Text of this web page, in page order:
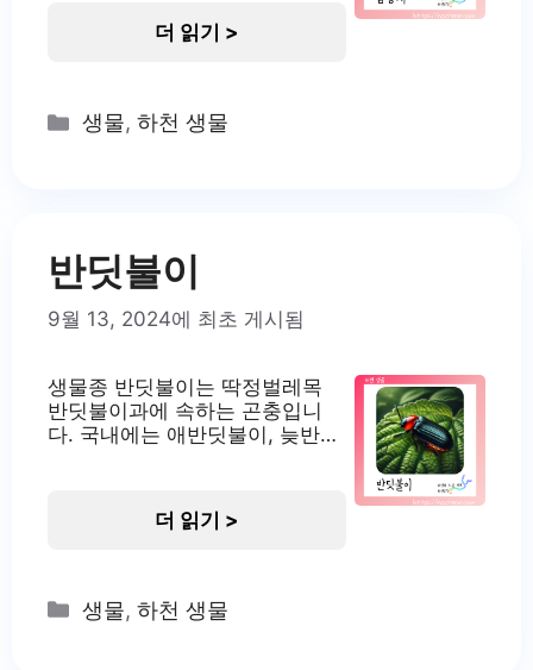
태학적으로 중요한 위치를 차지
하고 있으며, 한국의 수생태계 다
의 중류에서 하류, 그리고 저수지
와 같은 정수 환경에서도 서식합
더 읽기 >
Categories
생물, 하천 생물
반딧불이
9월 13, 2024에 최초 게시됨
생물종 반딧불이는 딱정벌레목
반딧불이과에 속하는 곤충입니
다. 국내에는 애반딧불이, 늦반딧
두 생물 발광 능력을 가지고 있어
밤에 빛을 냅니다. 반딧불이는 환
니다. 국내에서는 무주 일대의 반
딧불이 서식지가 천연기념물로
더 읽기 >
Categories
생물, 하천 생물